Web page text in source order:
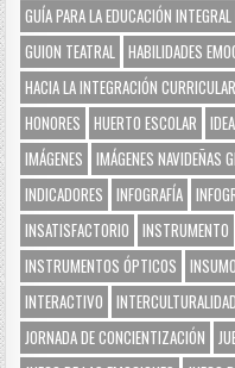
GUÍA PARA LA EDUCACIÓN
GUION TEATRAL HABILIDADES
HACIA LA INTEGRACIÓN CURRICULAR
HONORES
HUERTO ESCOLAR
IMÁGENES
IMÁGENES NAVIDEÑAS
INDICADORES
INFOGRAFÍA
INSATISFACTORIO
INSTRUMENTO
INSTRUMENTOS ÓPTICOS
INTERACTIVO
JORNADA DE CONCIENTIZACIÓN